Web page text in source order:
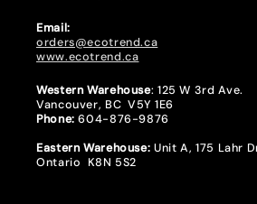
Email:
orders@ecotrend.ca
www.ecotrend.ca
Western Warehouse: 125 W 3rd Ave.
Vancouver, BC V5Y 1E6
Phone: 604-876-9876
Eastern Warehouse: Unit A, 175 Lahr
Ontario K8N 5S2